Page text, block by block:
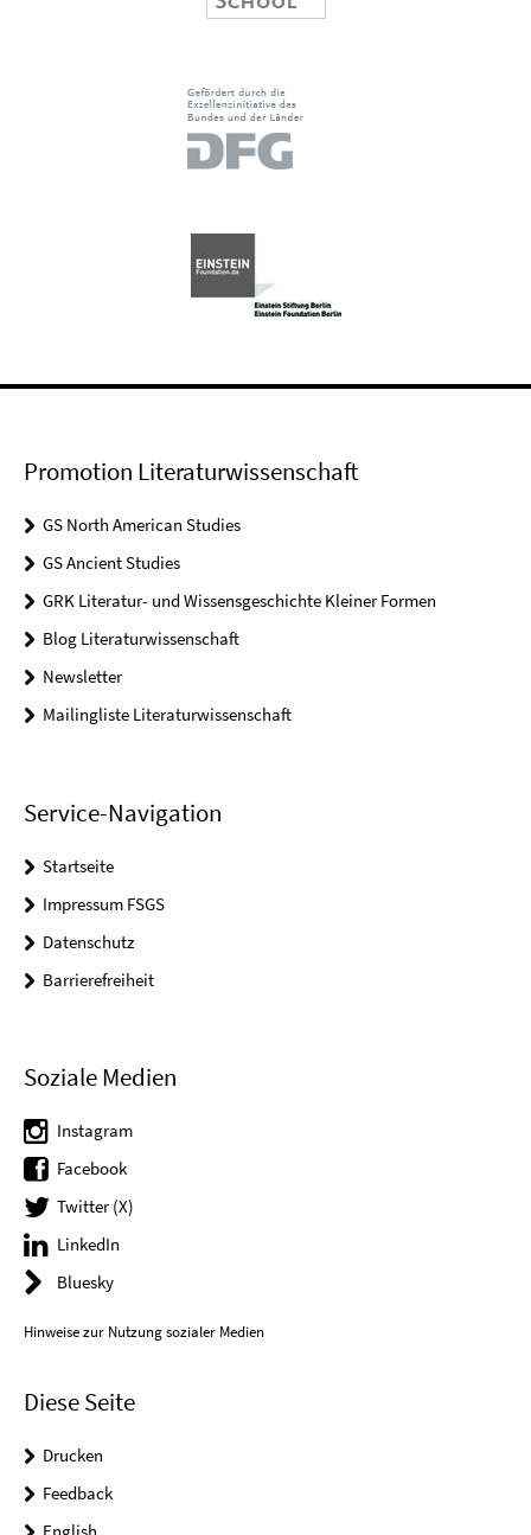
Promotion Literaturwissenschaft
GS North American Studies
GS Ancient Studies
GRK Literatur- und Wissensgeschichte Kleiner Formen
Blog Literaturwissenschaft
Newsletter
Mailingliste Literaturwissenschaft
Service-Navigation
Startseite
Impressum FSGS
Datenschutz
Barrierefreiheit
Soziale Medien
Instagram
Facebook
Twitter (X)
LinkedIn
Bluesky
Hinweise zur Nutzung sozialer Medien
Diese Seite
Drucken
Feedback